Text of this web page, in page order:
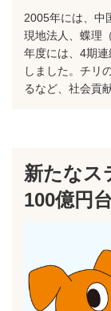
2005年には、中
現地法人、蝶理
年度には、4期
しました。チリ
るなど、社会貢
新たなス
100億円